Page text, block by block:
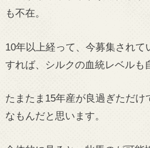
も不在。
10年以上経って、今募集されて
すれば、シルクの血統レベルも
たまたま15年産が良過ぎただけ
なもんだと思います。